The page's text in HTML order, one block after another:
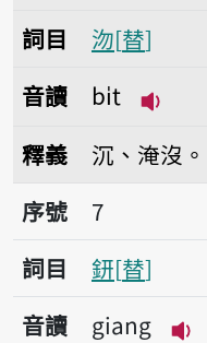
詞目
沕 替
音讀
bi̍t
釋義
沉、淹沒。
序號7鈃
序號
7
詞目
鈃 替
音讀
giang